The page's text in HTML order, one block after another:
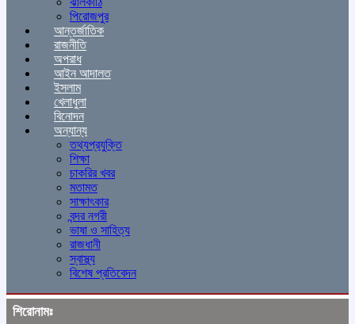
পিরোজপুর
আন্তর্জাতিক
রাজনীতি
অপরাধ
আইন আদালত
ইসলাম
খেলাধুলা
বিনোদন
অন্যান্য
তথ্যপ্রযুক্তি
শিক্ষা
চাকরির খবর
মতামত
সাক্ষাৎকার
বন্দর নগরী
ভাষা ও সাহিত্য
রাজধানী
স্বাস্থ্য
বিশেষ প্রতিবেদন
শিরোনামঃ